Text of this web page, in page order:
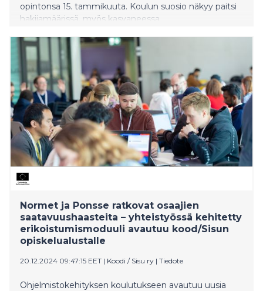
opintonsa 15. tammikuuta. Koulun suosio näkyy paitsi
hakijamäärissä, myös kasvaneessa
aikana kouluun on hakenut jo yli 6 000 henkilöä.
Seuraava valintakoejakso pidetään toukokuussa 2025.
Normet ja Ponsse ratkovat osaajien
saatavuushaasteita – yhteistyössä kehitetty
erikoistumismoduuli avautuu kood/Sisun
opiskelualustalle
20.12.2024 09:47:15 EET | Koodi / Sisu ry | Tiedote
Ohjelmistokehityksen koulutukseen avautuu uusia